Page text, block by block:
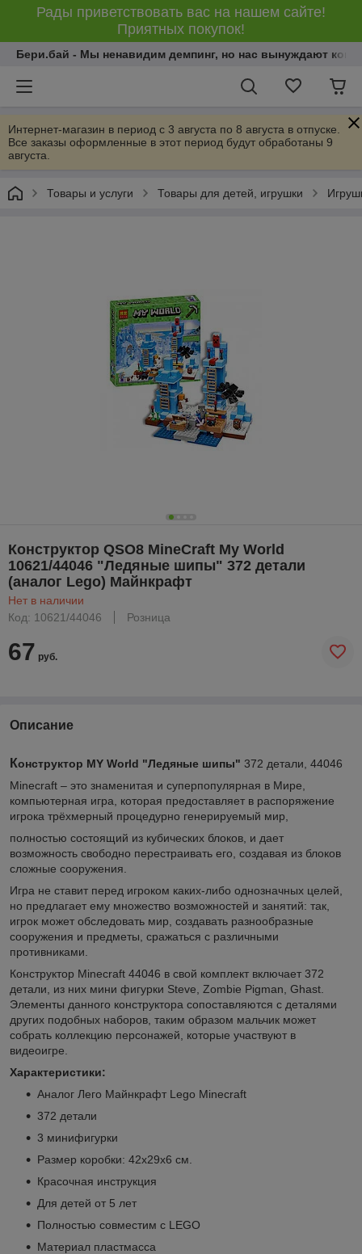
Рады приветствовать вас на нашем сайте!
Приятных покупок!
Бери.бай - Мы ненавидим демпинг, но нас вынуждают
Интернет-магазин в период с 3 августа по 8 августа в отпуске.
Все заказы оформленные в этот период будут обработаны 9
августа.
Товары и услуги Товары для детей, игрушки
Конструктор QSO8 MineCraft My World
10621/44046 "Ледяные шипы" 372 детали
(аналог Lego) Майнкрафт
Нет в наличии
Код: 10621/44046
Розница
67 руб.
Описание
Конструктор MY World "Ледяные шипы" 372 детали, 44046
Minecraft – это знаменитая и суперпопулярная в Мире,
компьютерная игра, которая предоставляет в распоряжение
игрока трёхмерный процедурно генерируемый мир,
полностью состоящий из кубических блоков, и дает
возможность свободно перестраивать его, создавая из блоков
сложные сооружения.
Игра не ставит перед игроком каких-либо однозначных целей,
но предлагает ему множество возможностей и занятий: так,
игрок может обследовать мир, создавать разнообразные
сооружения и предметы, сражаться с различными
противниками.
Конструктор Minecraft 44046 в свой комплект включает 372
детали, из них мини фигурки Steve, Zombie Pigman, Ghast.
Элементы данного конструктора сопоставляются с деталями
других подобных наборов, таким образом мальчик может
собрать коллекцию персонажей, которые участвуют в
видеоигре.
Характеристики:
Аналог Лего Майнкрафт Lego Minecraft
372 детали
3 минифигурки
Размер коробки: 42х29х6 см.
Красочная инструкция
Для детей от 5 лет
Полностью совместим с LEGO
Материал пластмасса